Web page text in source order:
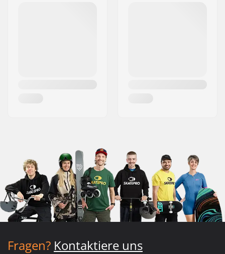
Fragen? Kontaktiere uns